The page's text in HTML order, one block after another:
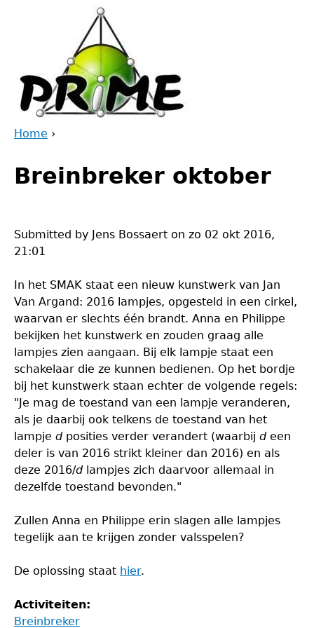
are
Home ›
to
top
Breinbreker oktober
Submitted by Jens Bossaert on zo 02 okt 2016,
21:01
In het SMAK staat een nieuw kunstwerk van Jan
Van Argand: 2016 lampjes, opgesteld in een cirkel,
waarvan er slechts één brandt. Anna en Philippe
bekijken het kunstwerk en zouden graag alle
lampjes zien aangaan. Bij elk lampje staat een
schakelaar die ze kunnen bedienen. Op het bordje
bij het kunstwerk staan echter de volgende regels:
"Je mag de toestand van een lampje veranderen,
als je daarbij ook telkens de toestand van het
lampje dposities verder verandert (waarbij deen
deler is van 2016 strikt kleiner dan 2016) en als
deze 2016/dlampjes zich daarvoor allemaal in
dezelfde toestand bevonden."
Zullen Anna en Philippe erin slagen alle lampjes
tegelijk aan te krijgen zonder valsspelen?
De oplossing staat hier.
Activiteiten:
Breinbreker